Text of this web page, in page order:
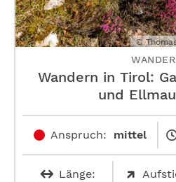
©
Wandern in Tirol:
und
Anspruch: mittel
Länge: